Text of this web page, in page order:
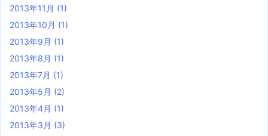
2013年11月 (1)
2013年10月 (1)
2013年9月 (1)
2013年8月 (1)
2013年7月 (1)
2013年5月 (2)
2013年4月 (1)
2013年3月 (3)